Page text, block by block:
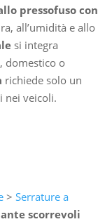
pressofuso con
all’umidità e allo
si integra
domestico o
richiede solo un
nei veicoli.
> Serrature a
scorrevoli